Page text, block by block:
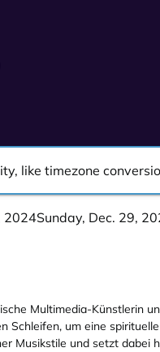
like timezone
2024Sunday, Dec. 29,
Multimedia-Künstlerin
Schleifen, um eine
Musikstile und setzt